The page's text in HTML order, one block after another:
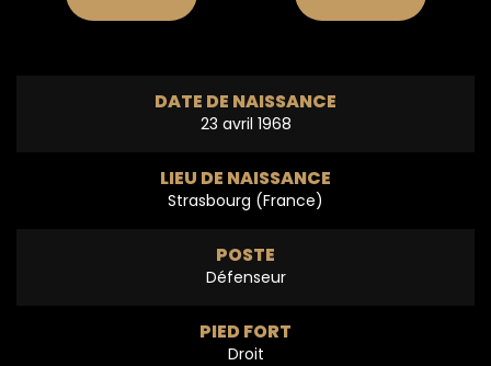
DATE DE NAISSANCE
23 avril 1968
LIEU DE NAISSANCE
Strasbourg (France)
POSTE
Défenseur
PIED FORT
Droit